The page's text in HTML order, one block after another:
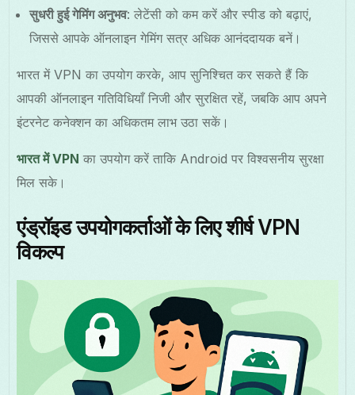
सुधरी हुई गेमिंग अनुभव: लेटेंसी को कम करें और स्पीड को बढ़ाएं,
जिससे आपके ऑनलाइन गेमिंग सत्र अधिक आनंददायक बनें।
भारत में VPN का उपयोग करके, आप सुनिश्चित कर सकते हैं कि
आपकी ऑनलाइन गतिविधियाँ निजी और सुरक्षित रहें, जबकि आप अपने
इंटरनेट कनेक्शन का अधिकतम लाभ उठा सकें।
भारत में VPN का उपयोग करें ताकि Android पर विश्वसनीय सुरक्षा
मिल सके।
एंड्रॉइड उपयोगकर्ताओं के लिए शीर्ष VPN
विकल्प